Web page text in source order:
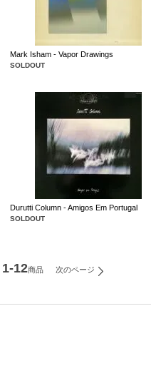
Mark Isham - Vapor Drawings
SOLDOUT
Durutti Column - Amigos Em Portugal
SOLDOUT
1-12商品 次のページ